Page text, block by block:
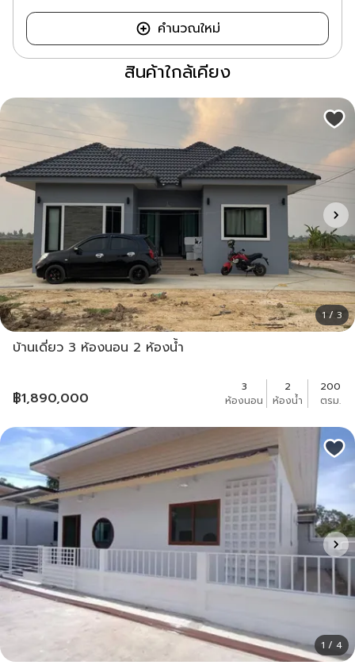
คำนวณใหม่
สินค้าใกล้เคียง
1 / 3
บ้านเดี่ยว 3 ห้องนอน 2 ห้องน้ำ
฿1,890,000
3
ห้องนอน
2
ห้องน้ำ
200
ตรม.
1 / 4